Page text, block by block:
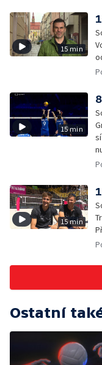
15 min
15 min
15 min
Ostatní